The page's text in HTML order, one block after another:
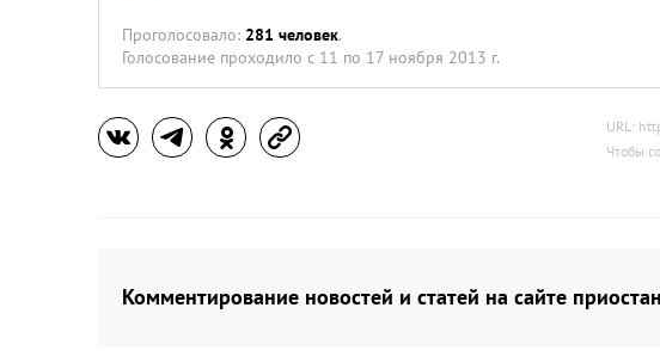
Проголосовало: 281 человек.
Голосование проходило с 11 по 17 ноября 2013 г.
URL:
Чтобы
Комментирование новостей и статей на сайте